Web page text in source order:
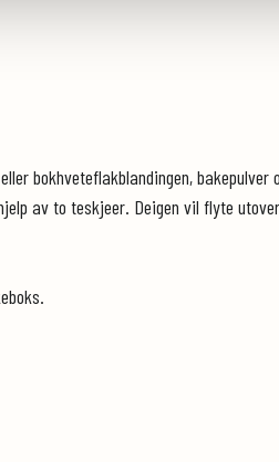
bokhveteflakblandingen, bakepulver
av to teskjeer. Deigen vil flyte